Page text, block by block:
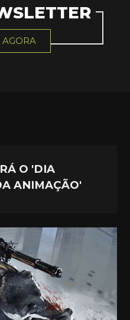
AGORA
O 'DIA
ANIMAÇÃO'